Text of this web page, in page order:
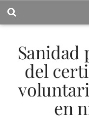
Sanidad
del
en